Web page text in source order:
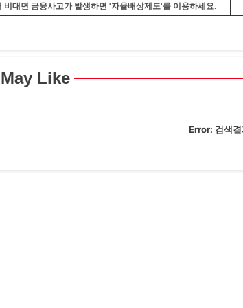
비대면 금융사고가 발생하면 '자율배상제도'를 이용하세요.
Like
Error: 검색